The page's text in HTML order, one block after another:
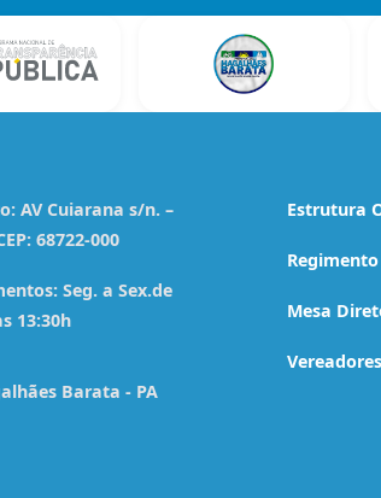
AV Cuiarana s/n. –
68722-000
Seg. a Sex.de
13:30h
Barata - PA
Estrutura
Mesa
Vereadores